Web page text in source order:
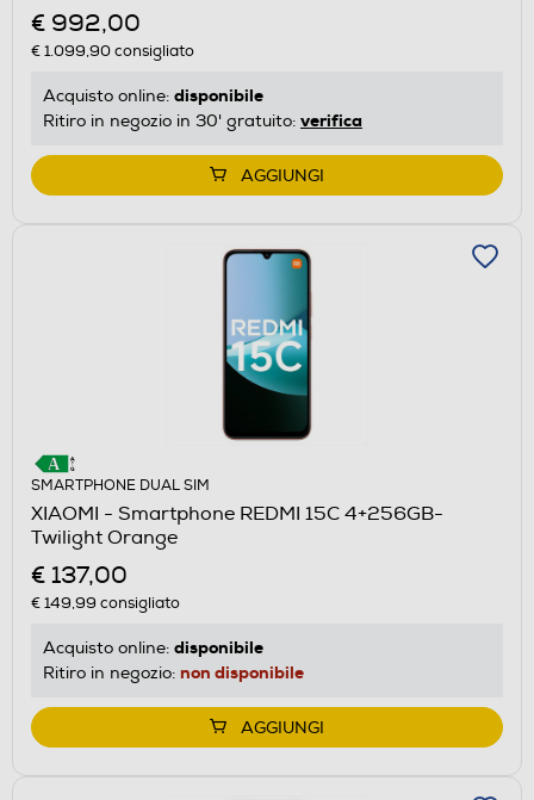
€ 992,00
€ 1.099,90consigliato
Acquisto online: disponibile
Ritiro in negozio in 30' gratuito: verifica
AGGIUNGI
SMARTPHONE DUAL SIM
XIAOMI - Smartphone REDMI 15C 4+256GB-
Twilight Orange
€ 137,00
€ 149,99 consigliato
Acquisto online: disponibile
Ritiro in negozio: non disponibile
AGGIUNGI